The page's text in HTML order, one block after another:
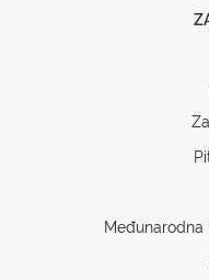
Međunarodna